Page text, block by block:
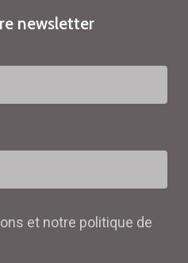
newsletter
et notre politique de